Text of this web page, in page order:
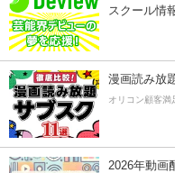
スクール情
漫画読み放
オリコン顧客満
2026年動画